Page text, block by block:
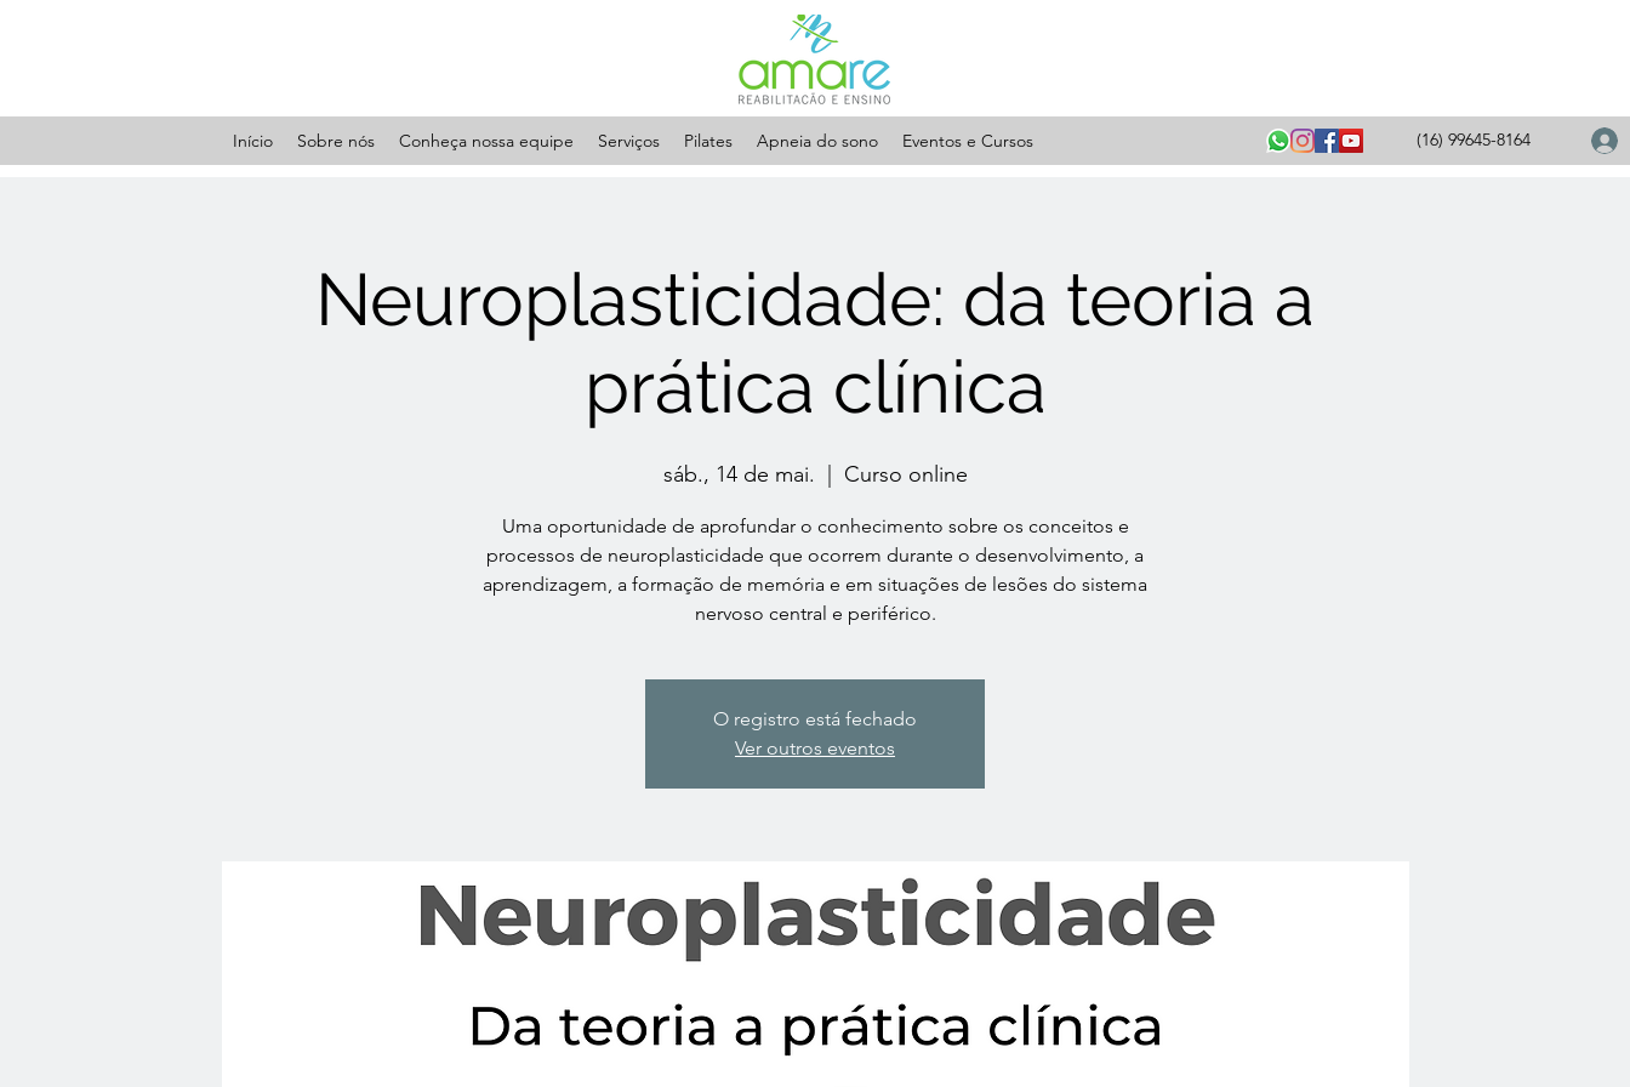
Início Sobre nós Conheça nossa equipe Serviços Pilates Apneia do sono Eventos e Cursos (16) 99645-8164
Neuroplasticidade: da teoria a
prática clínica
sáb., 14 de mai. Curso online
Uma oportunidade de aprofundar o conhecimento sobre os conceitos e
processos de neuroplasticidade que ocorrem durante o desenvolvimento, a
aprendizagem, a formação de memória e em situações de lesões do sistema
nervoso central e periférico.
O registro está fechado
Ver outros eventos